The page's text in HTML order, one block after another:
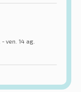
ven. 14 ag.